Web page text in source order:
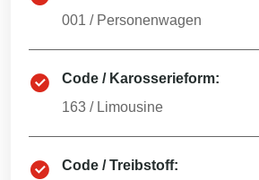
001 / Personenwagen
Code / Karosserieform:
163 / Limousine
Code / Treibstoff: